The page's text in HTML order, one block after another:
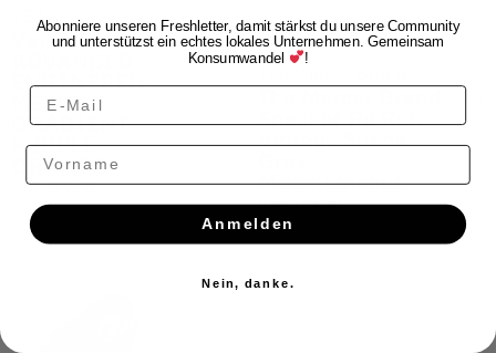
VEJA
Veja CONDOR 3
ENGINERED-
MESH
GRADIENT
PURPLE
ORANGE
CHF189.00
The Mercer Brand
The Mercer Brand
Sneaker Re Run
Vintage Suede
Miscellaneous
CHF169.00
Abonniere unseren Freshletter, damit stärkst du unsere Community
und unterstützst ein echtes lokales Unternehmen. Gemeinsam
Konsumwandel !
Vorname
Anmelden
Nein, danke.